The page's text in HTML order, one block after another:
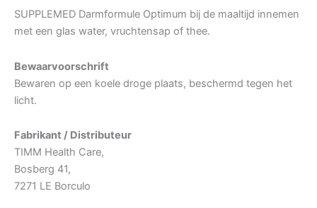
SUPPLEMED Darmformule Optimum bij de maaltijd innemen
met een glas water, vruchtensap of thee.
Bewaarvoorschrift
Bewaren op een koele droge plaats, beschermd tegen het
licht.
Fabrikant / Distributeur
TIMM Health Care,
Bosberg 41,
7271 LE Borculo